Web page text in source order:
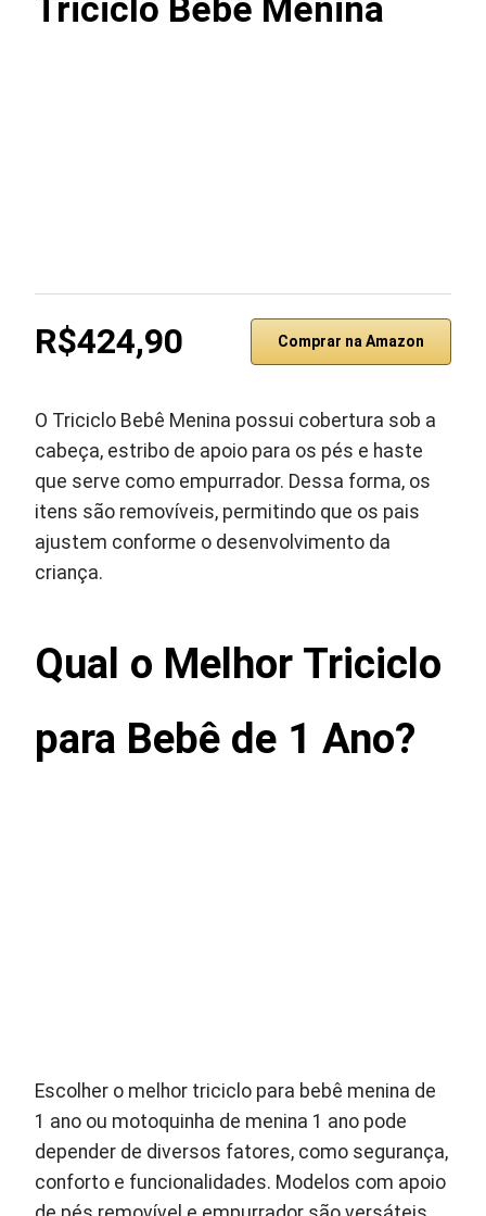
Triciclo Bebê Menina
R$424,90 Comprar na Amazon
O Triciclo Bebê Menina possui cobertura sob a
cabeça, estribo de apoio para os pés e haste
que serve como empurrador. Dessa forma, os
itens são removíveis, permitindo que os pais
ajustem conforme o desenvolvimento da
criança.
Qual o Melhor Triciclo
para Bebê de 1 Ano?
Escolher o melhor triciclo para bebê menina de
1 ano ou motoquinha de menina 1 ano pode
depender de diversos fatores, como segurança,
conforto e funcionalidades. Modelos com apoio